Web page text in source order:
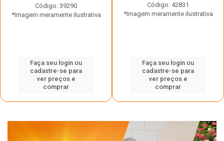
Código: 39290
*Imagem meramente ilustrativa
Faça seu login ou
cadastre-se para
ver preços e
comprar
Código: 42831
*Imagem meramente ilustrativa
Faça seu login ou
cadastre-se para
ver preços e
comprar